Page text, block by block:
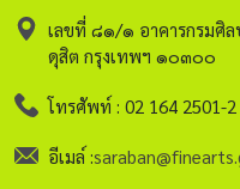
อันหาที่สุดมิได้ของสมเด็จพ
พระบรมราชชนนีพันปีหล
และเผยแพร่งานประณีตศิล
เป็นสมบัติศิลป์อันงดงามแ
ยั่งยืน โดยนิทรรศการฯ นำเ
งดงามของไทย โดยเฉพาะ
เลขที่ ๘๑/๑ อาคารกรมศิ
ดุสิต กรุงเทพฯ ๑๐๓๐๐
โทรศัพท์ : 02 164 2501-2
อีเมล์ :